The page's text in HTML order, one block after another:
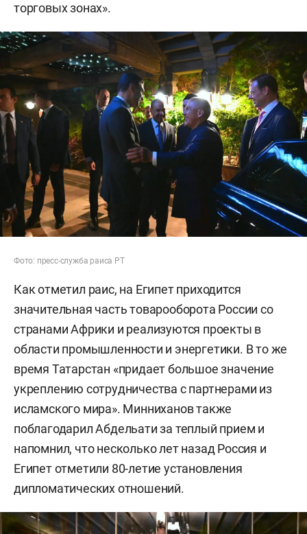
торговых зонах».
Фото: пресс-служба раиса РТ
Как отметил раис, на Египет приходится
значительная часть товарооборота России со
странами Африки и реализуются проекты в
области промышленности и энергетики. В то же
время Татарстан «придает большое значение
укреплению сотрудничества с партнерами из
исламского мира». Минниханов также
поблагодарил Абдельати за теплый прием и
напомнил, что несколько лет назад Россия и
Египет отметили 80-летие установления
дипломатических отношений.